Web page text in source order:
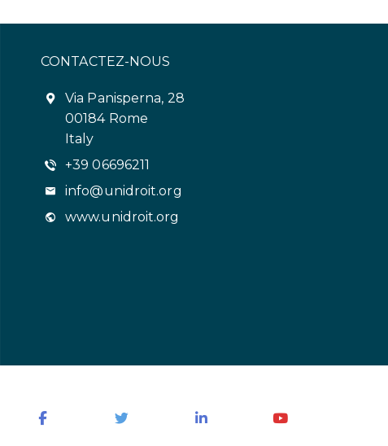
CONTACTEZ-NOUS
Via Panisperna, 28
00184 Rome
Italy
+39 06696211
info@unidroit.org
www.unidroit.org